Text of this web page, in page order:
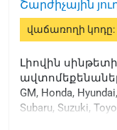
Շարժիչային
վաճառողի կոդը:
Լիովին
GM, Honda,
Subaru, Suzuki,